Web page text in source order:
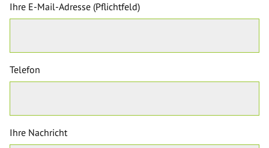
Ihre E-Mail-Adresse (Pflichtfeld)
Telefon
Ihre Nachricht